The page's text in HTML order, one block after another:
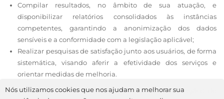
Compilar resultados, no âmbito de sua atuação, e
disponibilizar relatórios consolidados às instâncias
competentes, garantindo a anonimização dos dados
sensíveis e a conformidade com a legislação aplicável;
Realizar pesquisas de satisfação junto aos usuários, de forma
sistemática, visando aferir a efetividade dos serviços e
orientar medidas de melhoria.
Demandas ou questionamentos provenientes de órgãos de
Nós utilizamos cookies que nos ajudam a melhorar sua